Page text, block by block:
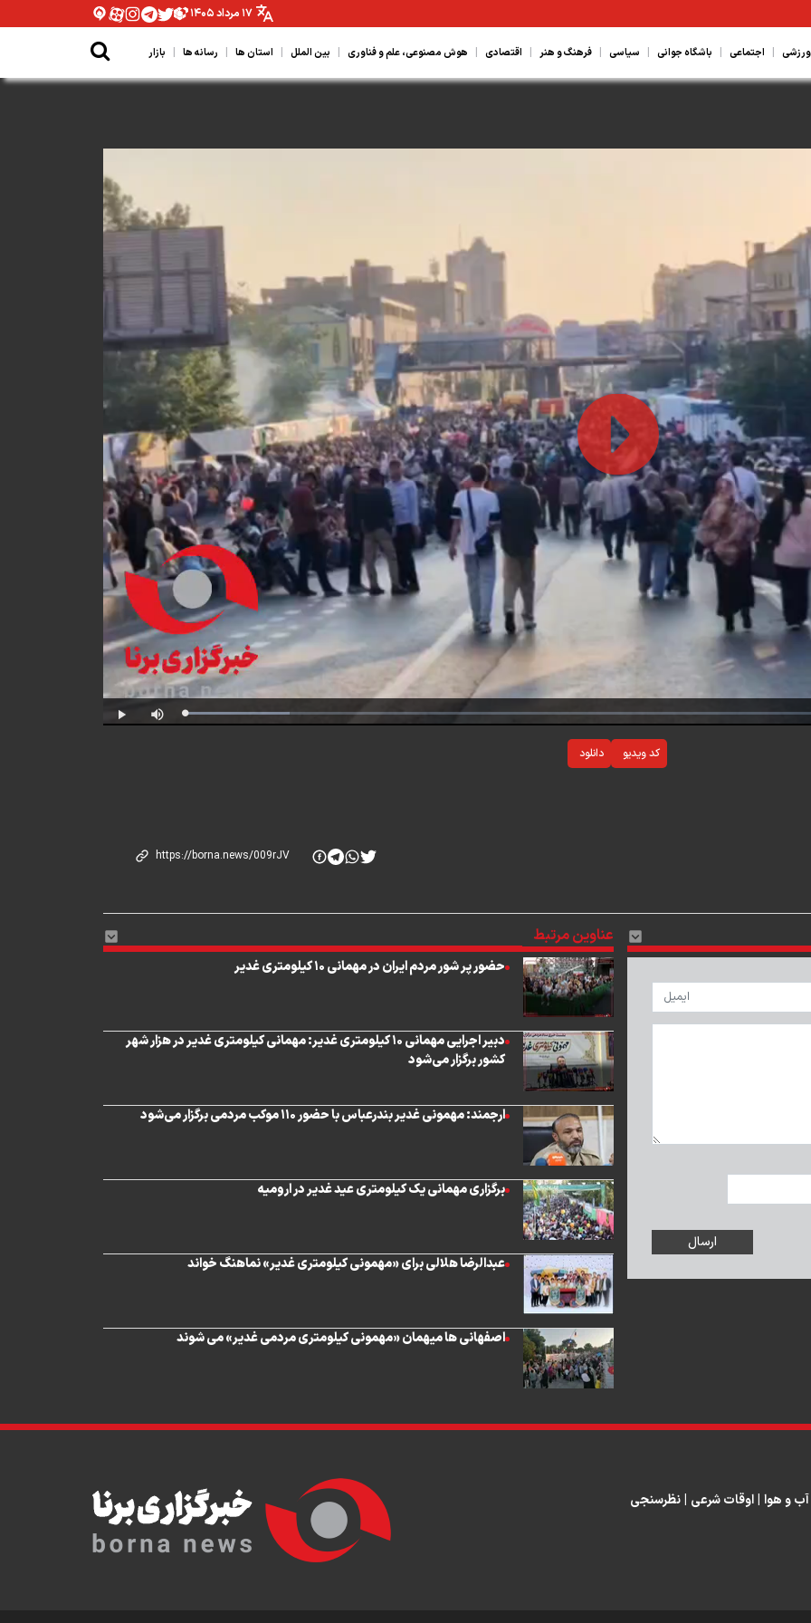
۱۷ مرداد ۱۴۰۵
ورزشی | اجتماعی | باشگاه جوانی | سیاسی | فرهنگ و هنر | اقتصادی | هوش مصنوعی، علم و فناوری | بین الملل | استان ها | رسانه ها | بازار
Play
Video
Play Mute Loaded:
Progress:
کد ویدیو
دانلود
عناوین مرتبط
‌حضور پر شور مردم ایران در مهمانی ۱۰ کیلومتری غدیر
دبیر اجرایی مهمانی ۱۰ کیلومتری غدیر: مهمانی کیلومتری غدیر در هزار شهر
کشور برگزار می‌شود
ارجمند: مهمونی غدیر بندرعباس با حضور ۱۱۰ موکب مردمی برگزار می‌شود
برگزاری مهمانی یک کیلومتری عید غدیر در ارومیه
عبدالرضا هلالی برای «مهمونی کیلومتری غدیر» نماهنگ خواند
اصفهانی ها میهمان «مهمونی کیلومتری مردمی غدیر» می شوند
آب و هوا |اوقات شرعی |نظرسنجی